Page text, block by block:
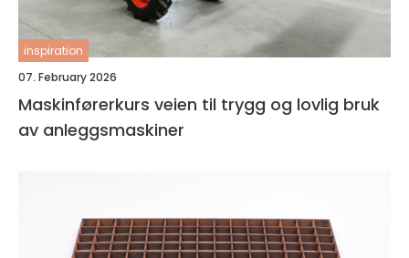
inspiration
07. February 2026
Maskinførerkurs veien til trygg og lovlig bruk
av anleggsmaskiner